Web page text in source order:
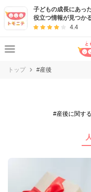
子どもの成長にあっ
役立つ情報が見つか
4.4
トップ #産後
#産後に関す